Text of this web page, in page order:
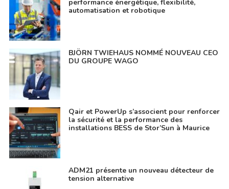
performance énergétique, flexibilité,
automatisation et robotique
BJÖRN TWIEHAUS NOMMÉ NOUVEAU CEO
DU GROUPE WAGO
Qair et PowerUp s’associent pour renforcer
la sécurité et la performance des
installations BESS de Stor’Sun à Maurice
ADM21 présente un nouveau détecteur de
tension alternative